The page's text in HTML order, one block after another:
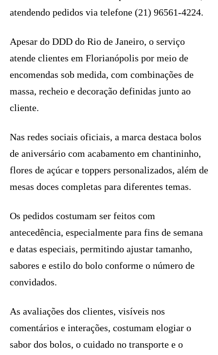
atendendo pedidos via telefone (21) 96561-4224.
Apesar do DDD do Rio de Janeiro, o serviço
atende clientes em Florianópolis por meio de
encomendas sob medida, com combinações de
massa, recheio e decoração definidas junto ao
cliente.
Nas redes sociais oficiais, a marca destaca bolos
de aniversário com acabamento em chantininho,
flores de açúcar e toppers personalizados, além de
mesas doces completas para diferentes temas.
Os pedidos costumam ser feitos com
antecedência, especialmente para fins de semana
e datas especiais, permitindo ajustar tamanho,
sabores e estilo do bolo conforme o número de
convidados.
As avaliações dos clientes, visíveis nos
comentários e interações, costumam elogiar o
sabor dos bolos, o cuidado no transporte e o